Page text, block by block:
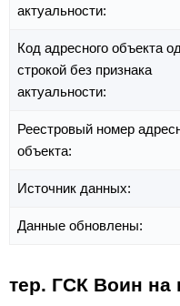
актуальности:
Код адресного объекта
строкой без признака
актуальности:
Реестровый номер
объекта:
Источник данных:
Данные обновлены:
тер. ГСК Воин на